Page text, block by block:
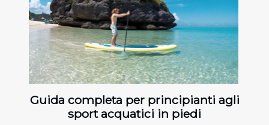
Guida completa per principianti agli
sport acquatici in piedi